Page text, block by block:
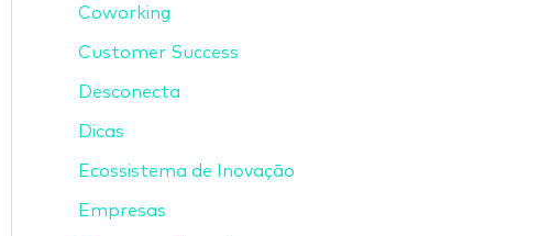
Coworking
Customer Success
Desconecta
Dicas
Ecossistema de Inovação
Empresas